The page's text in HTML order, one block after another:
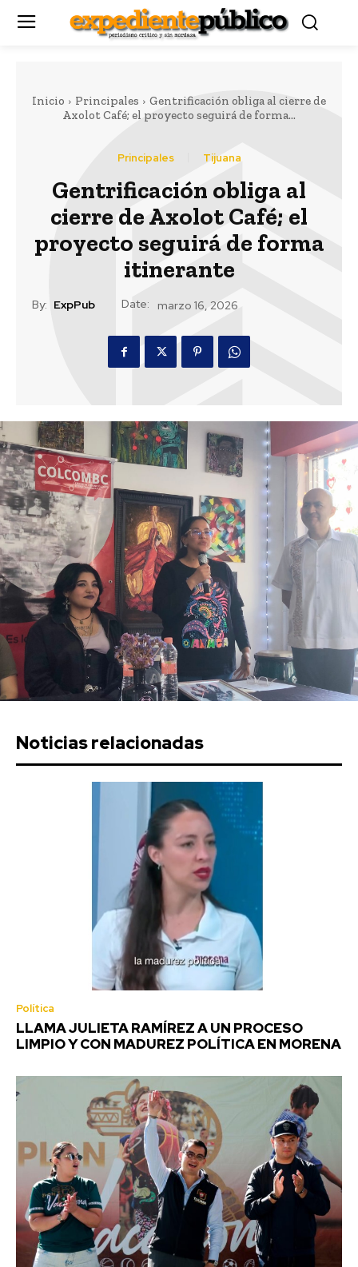
Inicio Principales
Gentrificación obliga al cierre de
Axolot Café; el proyecto seguirá de forma...
Principales Tijuana
Gentrificación obliga al
cierre de Axolot Café; el
proyecto seguirá de forma
itinerante
By: ExpPub Date: marzo 16, 2026
Noticias relacionadas
Política
LLAMA JULIETA RAMÍREZ A UN PROCESO
LIMPIO Y CON MADUREZ POLÍTICA EN MORENA